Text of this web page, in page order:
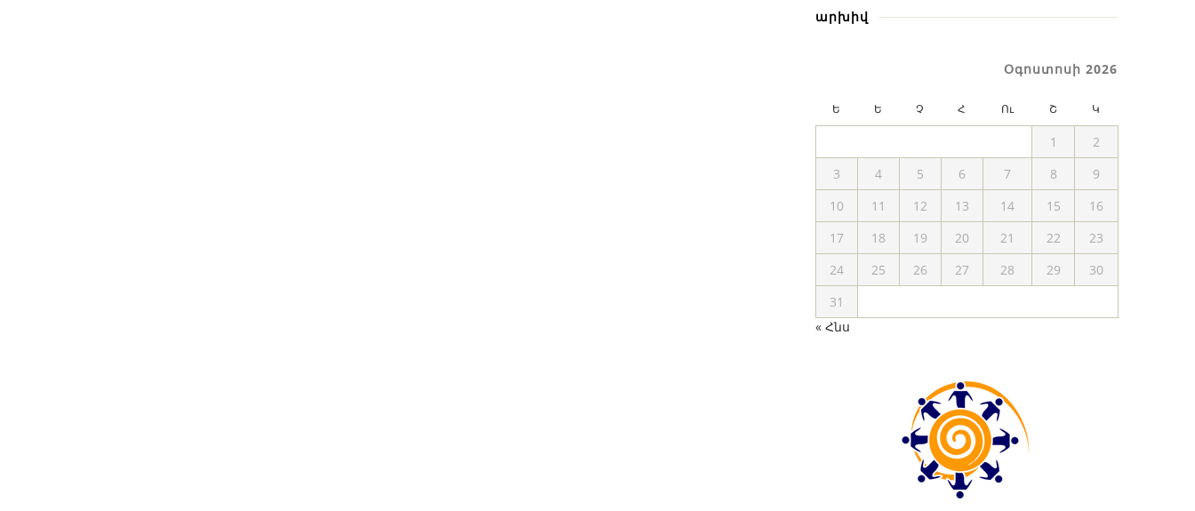
արխիվ
Օգոստոսի 2026
Ե Ե Չ Հ Ու Շ Կ
1
2
3
4 5 6 7 8
9
10
11 12 13 14 15
16
17
18 19 20 21 22
23
24
25 26 27 28 29
30
31
« Հնս